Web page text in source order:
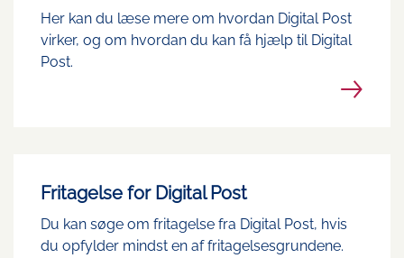
Her kan du læse mere om hvordan Digital Post
virker, og om hvordan du kan få hjælp til Digital
Post.
Fritagelse for Digital Post
Du kan søge om fritagelse fra Digital Post, hvis
du opfylder mindst en af fritagelsesgrundene.